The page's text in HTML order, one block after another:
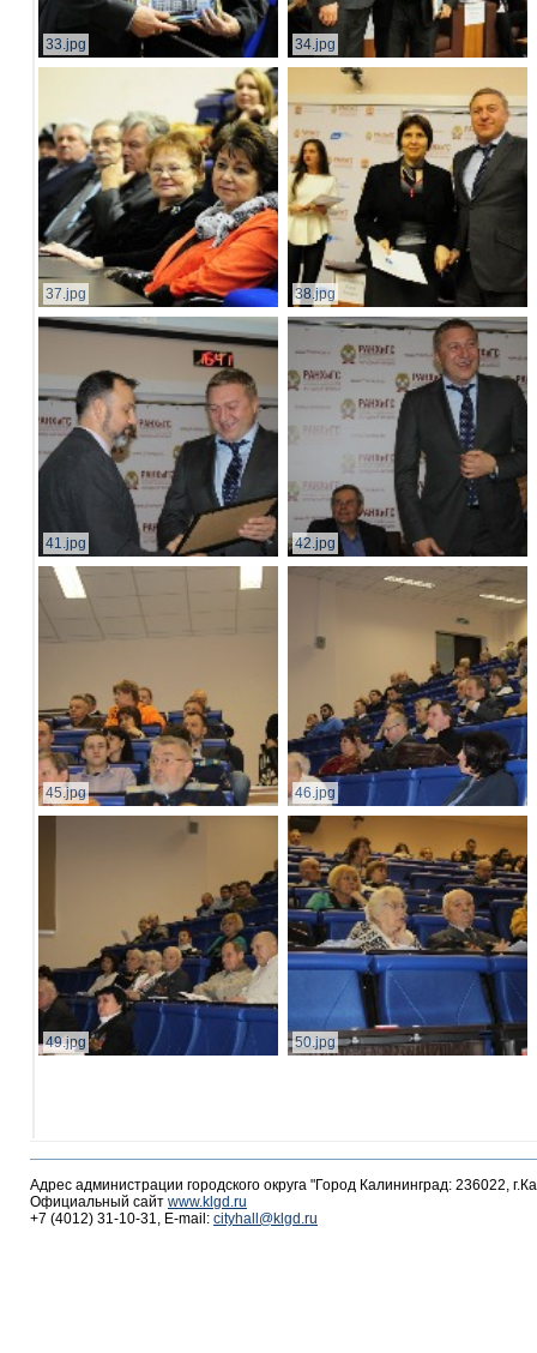
33.jpg 34.jpg
37.jpg 38.jpg
41.jpg 42.jpg
45.jpg 46.jpg
49.jpg 50.jpg
Адрес администрации городского округа "Город Калининград: 236022,
Официальный сайт www.klgd.ru
+7 (4012) 31-10-31, E-mail: cityhall@klgd.ru